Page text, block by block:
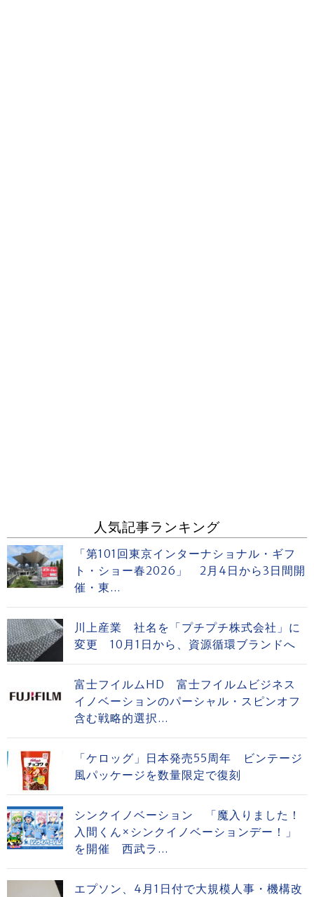
人気記事ランキング
「第101回東京インターナショナル・ギフ
ト・ショー春2026」 2月4日から3日間開
催・東...
川上産業 社名を「プチプチ株式会社」に
変更 10月1日から、資源循環ブランドへ
富士フイルムHD 富士フイルムビジネス
イノベーションのパーシャル・スピンオフ
含む戦略的選択...
「ケロッグ」日本発売55周年 ビンテージ
風パッケージを数量限定で復刻
シンクイノベーション 「魔入りました！
入間くん×シンクイノベーションデー！」
を開催 西武ラ...
エプソン、4月1日付で大規模人事・機構改